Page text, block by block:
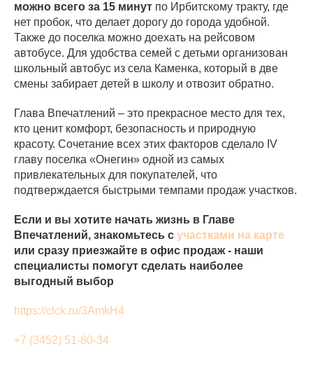
можно всего за 15 минут по Ирбитскому тракту, где
нет пробок, что делает дорогу до города удобной.
Также до поселка можно доехать на рейсовом
автобусе. Для удобства семей с детьми организован
школьный автобус из села Каменка, который в две
смены забирает детей в школу и отвозит обратно.
Глава Впечатлений – это прекрасное место для тех,
кто ценит комфорт, безопасность и природную
красоту. Сочетание всех этих факторов сделало IV
главу поселка «Онегин» одной из самых
привлекательных для покупателей, что
подтверждается быстрыми темпами продаж участков.
Если и вы хотите начать жизнь в Главе
Впечатлений, знакомьтесь с участками на карте
или сразу приезжайте в офис продаж - наши
специалисты помогут сделать наиболее
выгодный выбор
https://clck.ru/3AmkH4
+7 (3452) 51-80-34